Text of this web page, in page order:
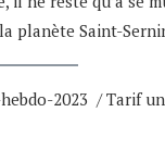
planète Saint-
2023 / Tarif